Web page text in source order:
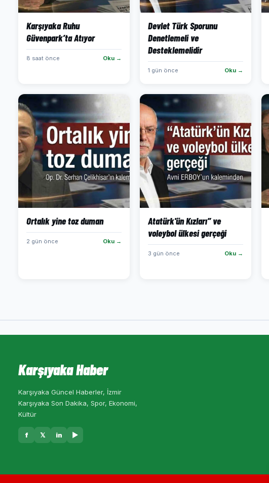
Karşıyaka Ruhu
Güvenpark’ta Atıyor
8 saat önce Oku →
Devlet Türk Sporunu
Denetlemeli ve
Desteklemelidir
1 gün önce Oku →
Ortalık yine toz duman
2 gün önce Oku →
Atatürk'ün Kızları” ve
voleybol ülkesi gerçeği
3 gün önce Oku →
Karşıyaka Haber
Karşıyaka Güncel Haberler, İzmir
Karşıyaka Son Dakika, Spor, Ekonomi,
Kültür
f 𝕏 in ▶